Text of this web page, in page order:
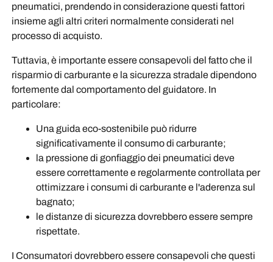
pneumatici, prendendo in considerazione questi fattori
insieme agli altri criteri normalmente considerati nel
processo di acquisto.
Tuttavia, è importante essere consapevoli del fatto che il
risparmio di carburante e la sicurezza stradale dipendono
fortemente dal comportamento del guidatore. In
particolare:
Una guida eco-sostenibile può ridurre
significativamente il consumo di carburante;
la pressione di gonfiaggio dei pneumatici deve
essere correttamente e regolarmente controllata per
ottimizzare i consumi di carburante e l'aderenza sul
bagnato;
le distanze di sicurezza dovrebbero essere sempre
rispettate.
I Consumatori dovrebbero essere consapevoli che questi